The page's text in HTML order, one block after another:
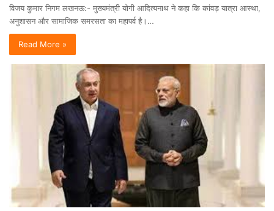
विजय कुमार निगम लखनऊ:- मुख्यमंत्री योगी आदित्यनाथ ने कहा कि कांवड़ यात्रा आस्था,
अनुशासन और सामाजिक समरसता का महापर्व है।…
Read More »